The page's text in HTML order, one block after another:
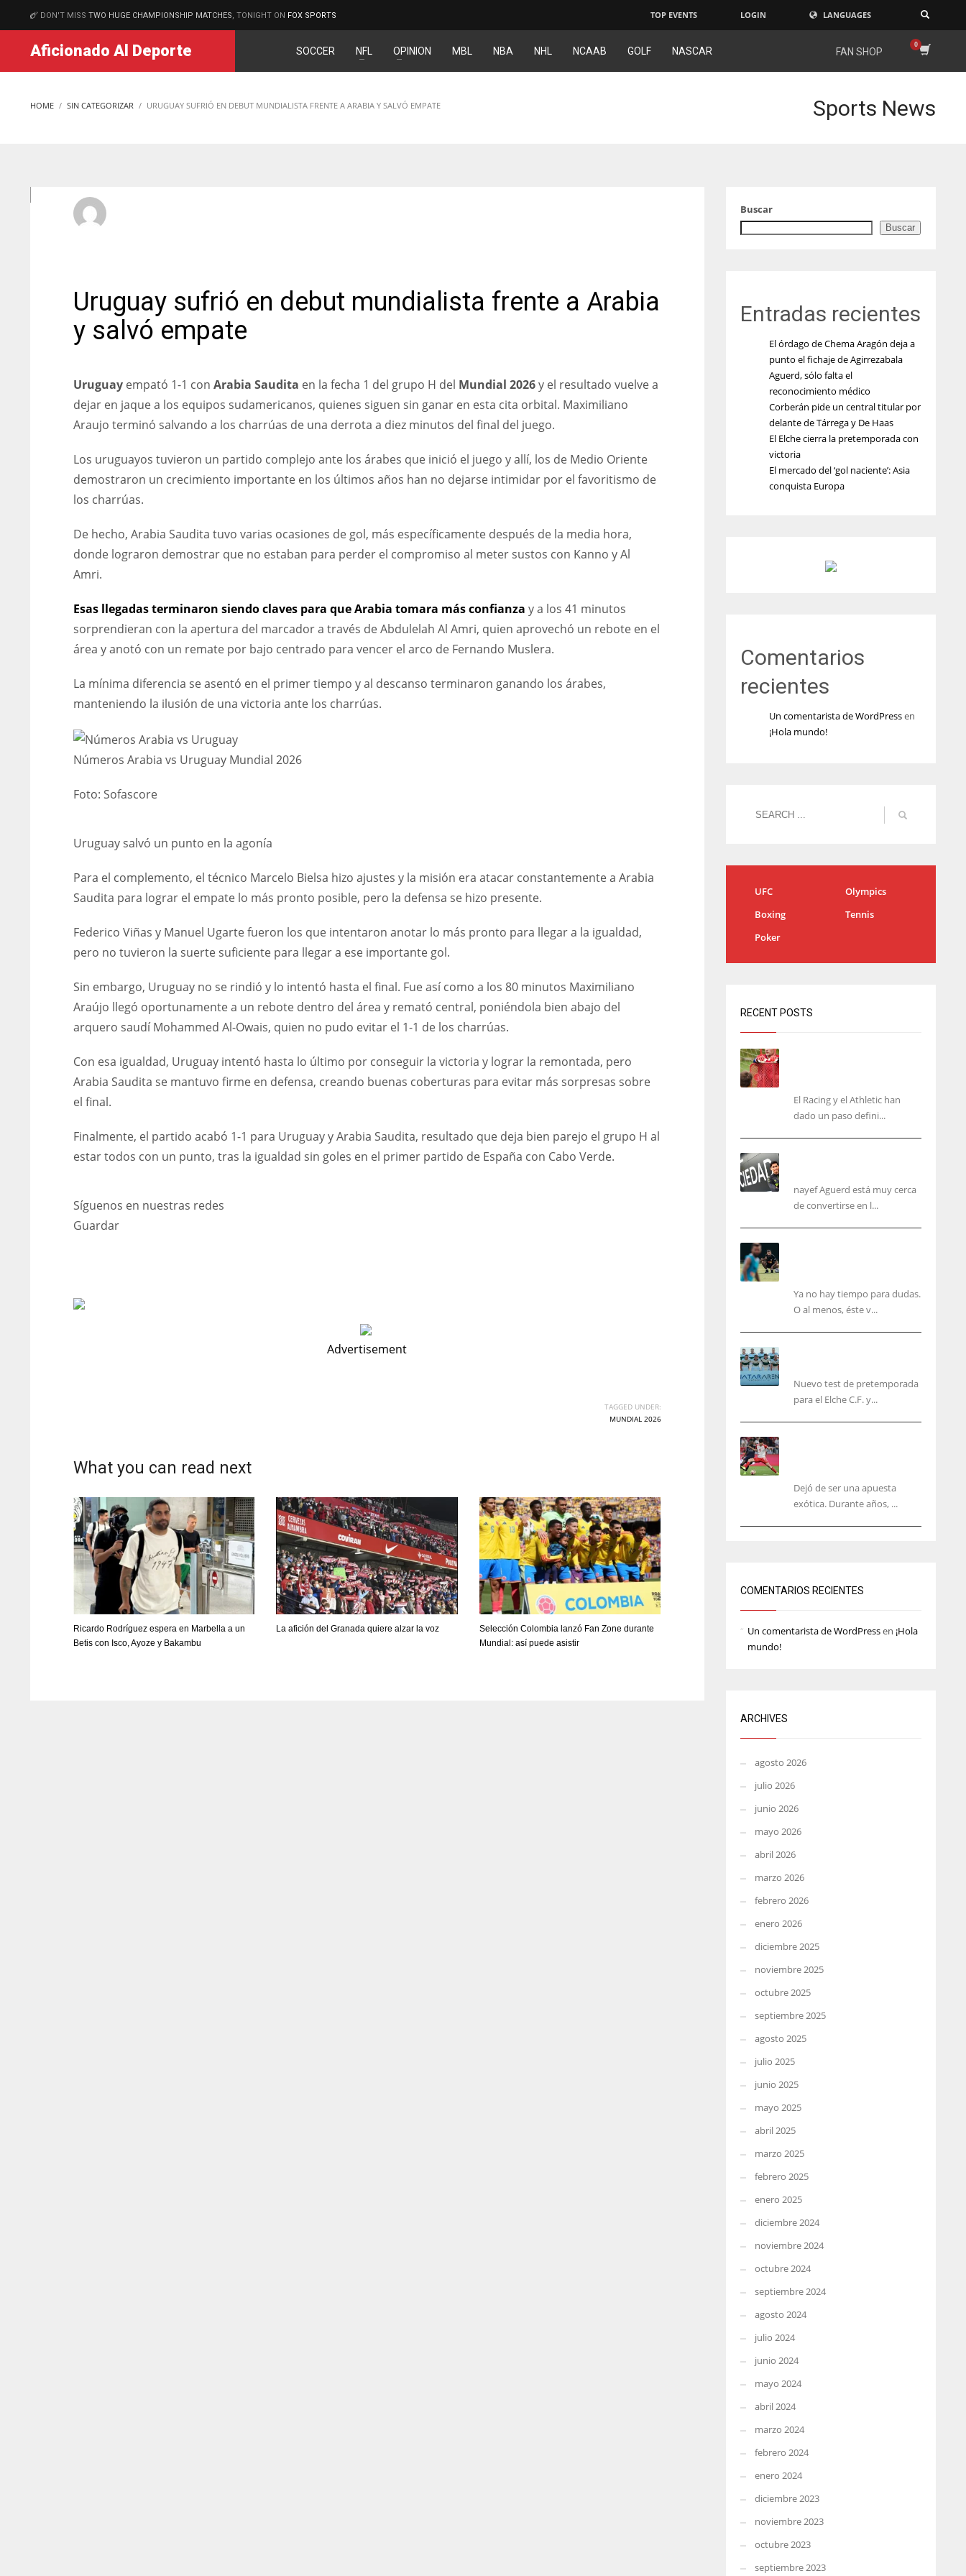
MATCHES
DAL
WSH
26
DAL
22
WSH
DEN
24
PIT
16
OAK
19
NYG
24
MIA
3
DON'T MISS TWO HUGE CHAMPIONSHIP MATCHES , TONIGHT ON FOX SPORTS TOP EVENTS LOGIN LANGUAGES
Aficionado Al Deporte SOCCER NFL OPINION MBL NBA NHL NCAAB GOLF NASCAR FAN SHOP
HOME SIN CATEGORIZAR URUGUAY SUFRIÓ EN DEBUT MUNDIALISTA FRENTE A ARABIA Y SALVÓ EMPATE Sports News
Uruguay sufrió en debut mundialista frente a Arabia
y salvó empate
Uruguay empató 1-1 con Arabia Saudita en la fecha 1 del grupo H del Mundial 2026y el resultado vuelve a
dejar en jaque a los equipos sudamericanos, quienes siguen sin ganar en esta cita orbital. Maximiliano
Araujo terminó salvando a los charrúas de una derrota a diez minutos del final del juego.
Los uruguayos tuvieron un partido complejo ante los árabes que inició el juego y allí, los de Medio Oriente
demostraron un crecimiento importante en los últimos años han no dejarse intimidar por el favoritismo de
los charrúas.
De hecho, Arabia Saudita tuvo varias ocasiones de gol, más específicamente después de la media hora,
donde lograron demostrar que no estaban para perder el compromiso al meter sustos con Kanno y Al
Amri.
Esas llegadas terminaron siendo claves para que Arabia tomara más confianza y a los 41 minutos
sorprendieran con la apertura del marcador a través de Abdulelah Al Amri, quien aprovechó un rebote en el
área y anotó con un remate por bajo centrado para vencer el arco de Fernando Muslera.
La mínima diferencia se asentó en el primer tiempo y al descanso terminaron ganando los árabes,
manteniendo la ilusión de una victoria ante los charrúas.
Números Arabia vs Uruguay Mundial 2026
Foto: Sofascore
Uruguay salvó un punto en la agonía
Para el complemento, el técnico Marcelo Bielsa hizo ajustes y la misión era atacar constantemente a Arabia
Saudita para lograr el empate lo más pronto posible, pero la defensa se hizo presente.
Federico Viñas y Manuel Ugarte fueron los que intentaron anotar lo más pronto para llegar a la igualdad,
pero no tuvieron la suerte suficiente para llegar a ese importante gol.
Sin embargo, Uruguay no se rindió y lo intentó hasta el final. Fue así como a los 80 minutos Maximiliano
Araújo llegó oportunamente a un rebote dentro del área y remató central, poniéndola bien abajo del
arquero saudí Mohammed Al-Owais, quien no pudo evitar el 1-1 de los charrúas.
Con esa igualdad, Uruguay intentó hasta lo último por conseguir la victoria y lograr la remontada, pero
Arabia Saudita se mantuvo firme en defensa, creando buenas coberturas para evitar más sorpresas sobre
el final.
Finalmente, el partido acabó 1-1 para Uruguay y Arabia Saudita, resultado que deja bien parejo el grupo H al
estar todos con un punto, tras la igualdad sin goles en el primer partido de España con Cabo Verde.
Síguenos en nuestras redes
Guardar
Advertisement
TAGGED UNDER:
MUNDIAL 2026
What you can read next
Ricardo Rodríguez espera en Marbella a un
Betis con Isco, Ayoze y Bakambu
La afición del Granada quiere alzar la voz
Selección Colombia lanzó Fan Zone durante
Mundial: así puede asistir
Buscar
Buscar
Entradas recientes
El órdago de Chema Aragón deja a
punto el fichaje de Agirrezabala
Aguerd, sólo falta el
reconocimiento médico
Corberán pide un central titular por
delante de Tárrega y De Haas
El Elche cierra la pretemporada con
victoria
El mercado del ‘gol naciente’: Asia
conquista Europa
Comentarios
recientes
Un comentarista de WordPressen
¡Hola mundo!
UFC
Olympics
Boxing
Tennis
Poker
RECENT POSTS
El Racing y el Athletic han
dado un paso defini...
nayef Aguerd está muy cerca
de convertirse en l...
Ya no hay tiempo para dudas.
O al menos, éste v...
Nuevo test de pretemporada
para el Elche C.F. y...
Dejó de ser una apuesta
exótica. Durante años, ...
COMENTARIOS RECIENTES
Un comentarista de WordPressen ¡Hola
mundo!
ARCHIVES
agosto 2026
julio 2026
junio 2026
mayo 2026
abril 2026
marzo 2026
febrero 2026
enero 2026
diciembre 2025
noviembre 2025
octubre 2025
septiembre 2025
agosto 2025
julio 2025
junio 2025
mayo 2025
abril 2025
marzo 2025
febrero 2025
enero 2025
diciembre 2024
noviembre 2024
octubre 2024
septiembre 2024
agosto 2024
julio 2024
junio 2024
mayo 2024
abril 2024
marzo 2024
febrero 2024
enero 2024
diciembre 2023
noviembre 2023
octubre 2023
septiembre 2023